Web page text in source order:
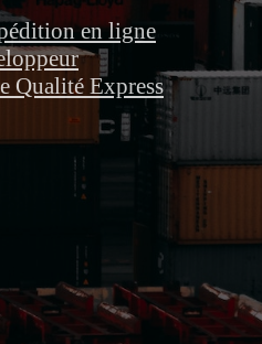
en ligne
Qualité Express